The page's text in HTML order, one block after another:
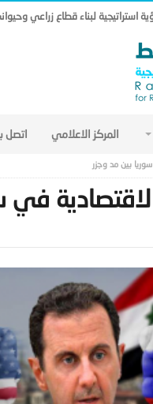
استراتيجية لبناء قطاع زراعي
المركز الاعلامي اتصل
بين مد وجزر
في